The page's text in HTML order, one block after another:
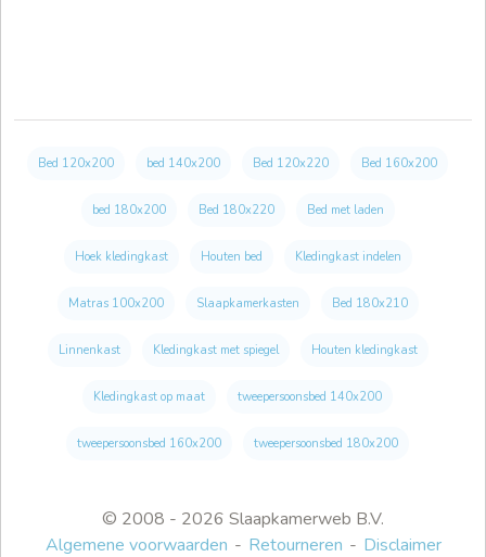
© 2008 - 2026 Slaapkamerweb B.V.
Algemene voorwaarden
Retourneren Disclaimer
Bed 120x200 bed 140x200 Bed 120x220 Bed 160x200
bed 180x200 Bed 180x220 Bed met laden
Hoek kledingkast Houten bed Kledingkast indelen
Matras 100x200 Slaapkamerkasten Bed 180x210
Linnenkast Kledingkast met spiegel Houten kledingkast
Kledingkast op maat tweepersoonsbed 140x200
tweepersoonsbed 160x200 tweepersoonsbed 180x200